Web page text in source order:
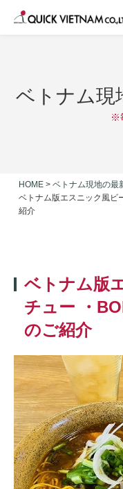
ベトナム現
※
HOME > ベトナム現地の最
ベトナム版エスニック風ビ
紹介
ベトナム版
チュー ・
のご紹介